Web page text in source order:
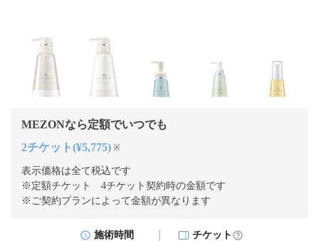
MEZONなら定額でいつでも
2チケット(¥5,775) ※
表示価格は全て税込です
※定額チケット 4チケット契約時の金額です
※ご契約プランによって金額が異なります
施術時間 チケット